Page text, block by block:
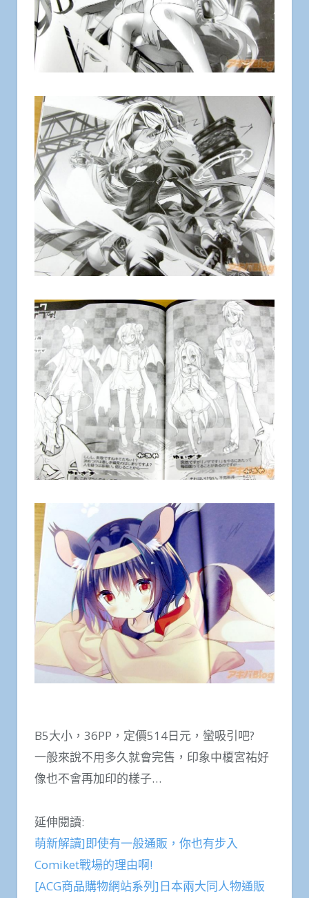
B5大小，36PP，定價514日元，蠻吸引吧?
一般來說不用多久就會完售，印象中榎宮祐好
像也不會再加印的樣子…
延伸閱讀:
萌新解讀]即使有一般通販，你也有步入
Comiket戰場的理由啊!
[ACG商品購物網站系列]日本兩大同人物通販